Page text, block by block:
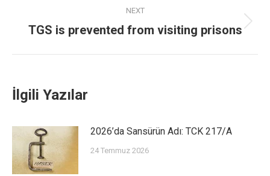
NEXT
TGS is prevented from visiting prisons
İlgili Yazılar
2026’da Sansürün Adı: TCK 217/A
24 Temmuz 2026